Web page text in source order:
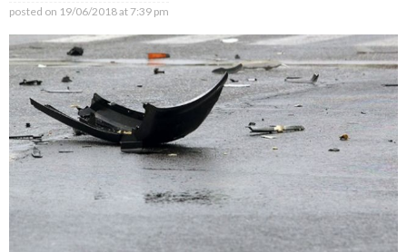
posted on 19/06/2018 at 7:39 pm